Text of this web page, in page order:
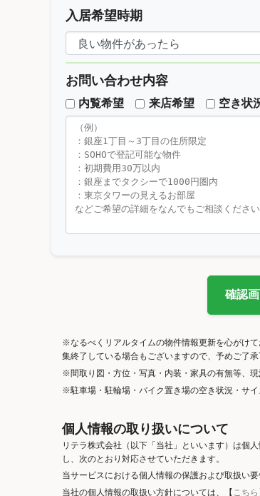
入居希望時期
お問い合わせ内容
内覧希望 来店希望 空き状
確認
※なるべくリアルタイムの物件情報更新を心がけ
集終了している場合もございますので、予めご了承
※間取り図・方位・写真・内装・家具の有無等、現
※駐車場・駐輪場・バイク置き場の空き状況・サ
個人情報の取り扱いについて
リテラ株式会社（以下「当社」といいます）は個
し、次のとおり対応させていただきます。
当サービスにおける個人情報の保護および取扱い
当社の個人情報の取扱い方針については、【 こちら